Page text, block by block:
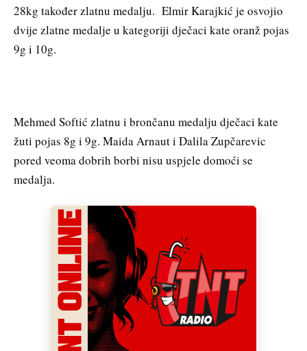
28kg također zlatnu medalju. Elmir Karajkić je osvojio
dvije zlatne medalje u kategoriji dječaci kate oranž pojas
9g i 10g.
Mehmed Softić zlatnu i brončanu medalju dječaci kate
žuti pojas 8g i 9g. Maida Arnaut i Dalila Zupčarevic
pored veoma dobrih borbi nisu uspjele domoći se
medalja.